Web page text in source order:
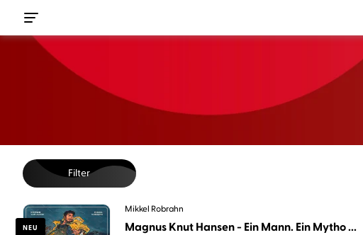
Filter
NEU
Mikkel Robrahn
Magnus Knut Hansen - Ein Mann. Ein Mytho ...